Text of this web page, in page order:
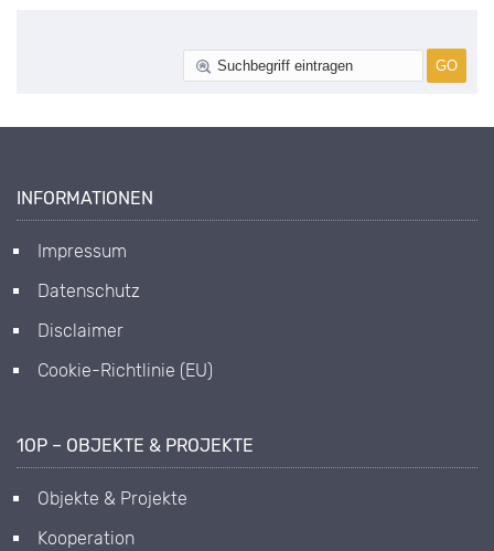
INFORMATIONEN
Impressum
Datenschutz
Disclaimer
Cookie-Richtlinie (EU)
1OP – OBJEKTE & PROJEKTE
Objekte & Projekte
Kooperation